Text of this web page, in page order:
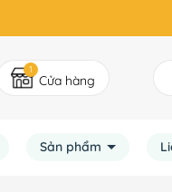
1
Cửa hàng
Sản phẩm